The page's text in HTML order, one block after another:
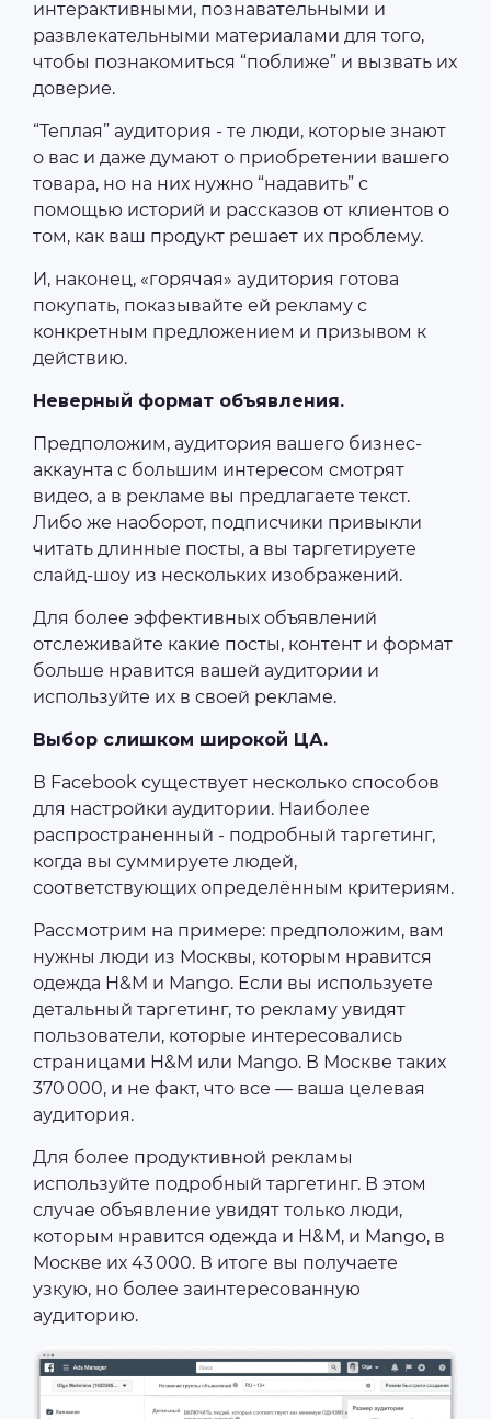
интерактивными, познавательными и
развлекательными материалами для того,
чтобы познакомиться “поближе” и вызвать их
доверие.
“Теплая” аудитория - те люди, которые знают
о вас и даже думают о приобретении вашего
товара, но на них нужно “надавить” с
помощью историй и рассказов от клиентов о
том, как ваш продукт решает их проблему.
И, наконец, «горячая» аудитория готова
покупать, показывайте ей рекламу с
конкретным предложением и призывом к
действию.
Неверный формат объявления.
Предположим, аудитория вашего бизнес-
аккаунта с большим интересом смотрят
видео, а в рекламе вы предлагаете текст.
Либо же наоборот, подписчики привыкли
читать длинные посты, а вы таргетируете
слайд-шоу из нескольких изображений.
Для более эффективных объявлений
отслеживайте какие посты, контент и формат
больше нравится вашей аудитории и
используйте их в своей рекламе.
Выбор слишком широкой ЦА.
В Facebook существует несколько способов
для настройки аудитории. Наиболее
распространенный - подробный таргетинг,
когда вы суммируете людей,
соответствующих определённым критериям.
Рассмотрим на примере: предположим, вам
нужны люди из Москвы, которым нравится
одежда H&M и Mango. Если вы используете
детальный таргетинг, то рекламу увидят
пользователи, которые интересовались
страницами H&M или Mango. В Москве таких
370 000, и не факт, что все — ваша целевая
аудитория.
Для более продуктивной рекламы
используйте подробный таргетинг. В этом
случае объявление увидят только люди,
которым нравится одежда и H&M, и Mango, в
Москве их 43 000. В итоге вы получаете
узкую, но более заинтересованную
аудиторию.